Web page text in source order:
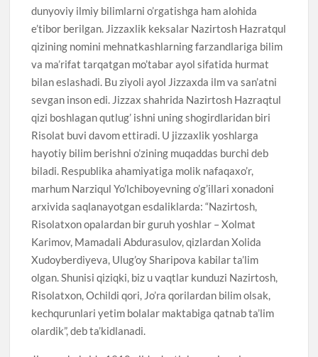
dunyoviy ilmiy bilimlarni o’rgatishga ham alohida
e’tibor berilgan. Jizzaxlik keksalar Nazirtosh Hazratqul
qizining nomini mehnatkashlarning farzandlariga bilim
va ma’rifat tarqatgan mo’tabar ayol sifatida hurmat
bilan eslashadi. Bu ziyoli ayol Jizzaxda ilm va san’atni
sevgan inson edi. Jizzax shahrida Nazirtosh Hazraqtul
qizi boshlagan qutlug’ ishni uning shogirdlaridan biri
Risolat buvi davom ettiradi. U jizzaxlik yoshlarga
hayotiy bilim berishni o’zining muqaddas burchi deb
biladi. Respublika ahamiyatiga molik nafaqaxo’r,
marhum Narziqul Yo’lchiboyevning o’g’illari xonadoni
arxivida saqlanayotgan esdaliklarda: “Nazirtosh,
Risolatxon opalardan bir guruh yoshlar – Xolmat
Karimov, Mamadali Abdurasulov, qizlardan Xolida
Xudoyberdiyeva, Ulug’oy Sharipova kabilar ta’lim
olgan. Shunisi qiziqki, biz u vaqtlar kunduzi Nazirtosh,
Risolatxon, Ochildi qori, Jo’ra qorilardan bilim olsak,
kechqurunlari yetim bolalar maktabiga qatnab ta’lim
olardik”, deb ta’kidlanadi.